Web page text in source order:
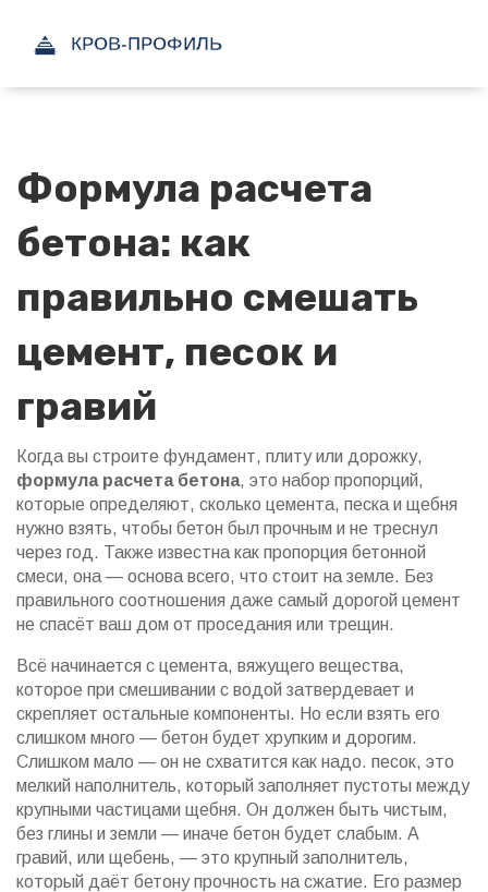
Формула расчета
бетона: как
правильно смешать
цемент, песок и
гравий
Когда вы строите фундамент, плиту или дорожку,
формула расчета бетона, это набор пропорций,
которые определяют, сколько цемента, песка и щебня
нужно взять, чтобы бетон был прочным и не треснул
через год. Также известна как пропорция бетонной
смеси, она — основа всего, что стоит на земле. Без
правильного соотношения даже самый дорогой цемент
не спасёт ваш дом от проседания или трещин.
Всё начинается с цемента, вяжущего вещества,
которое при смешивании с водой затвердевает и
скрепляет остальные компоненты. Но если взять его
слишком много — бетон будет хрупким и дорогим.
Слишком мало — он не схватится как надо. песок, это
мелкий наполнитель, который заполняет пустоты между
крупными частицами щебня. Он должен быть чистым,
без глины и земли — иначе бетон будет слабым. А
гравий, или щебень, — это крупный заполнитель,
который даёт бетону прочность на сжатие. Его размер